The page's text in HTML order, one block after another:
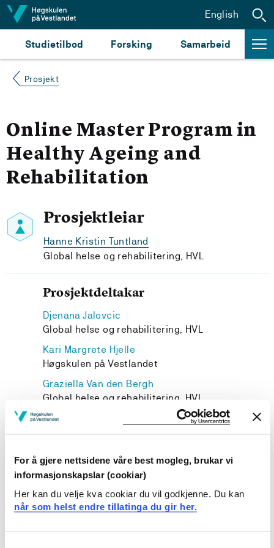
For å gjere nettsidene våre best mogleg, brukar vi
informasjonskapslar (cookiar)
Her kan du velje kva cookiar du vil godkjenne. Du kan
når som helst endre tillatinga du gir her.
Hopp til innhald
Studietilbod Forsking Samarbeid
English
Prosjekt
Online Master Program in
Healthy Ageing and
Rehabilitation
Prosjektleiar
Hanne Kristin Tuntland
Global helse og rehabilitering, HVL
Prosjektdeltakar
Djenana Jalovcic
Global helse og rehabilitering, HVL
Kari Margrete Hjelle
Høgskulen på Vestlandet
Graziella Van den Bergh
Global helse og rehabilitering, HVL
Prosjekteigar
Høgskulen på Vestlandet